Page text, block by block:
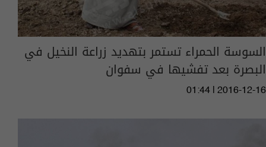
السوسة الحمراء تستمر بتهديد زراعة النخيل في
البصرة بعد تفشيها في سفوان
01:44 | 2016-12-16